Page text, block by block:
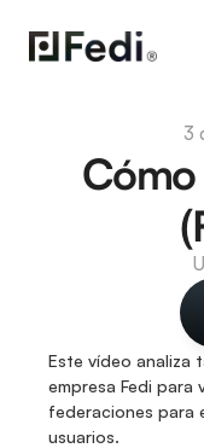
3
Cómo
Este vídeo analiza
empresa Fedi para
federaciones para
usuarios.